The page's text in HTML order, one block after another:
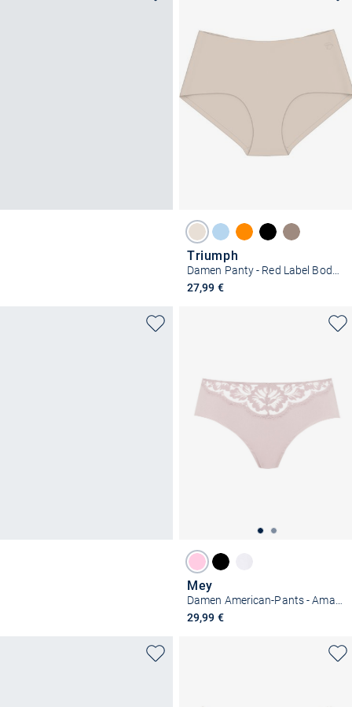
Triumph
27,99 €
Mey
Damen American-Pants - Amazing
29,99 €